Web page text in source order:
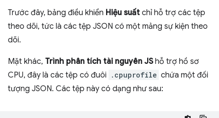
Trước đây, bảng điều khiển Hiệu suất chỉ hỗ trợ các tệp
theo dõi, tức là các tệp JSON có một mảng sự kiện theo
dõi.
Mặt khác, Trình phân tích tài nguyên JShỗ trợ hồ sơ
CPU, đây là các tệp có đuôi
.cpuprofile chứa một đối
tượng JSON. Các tệp này có dạng như sau: